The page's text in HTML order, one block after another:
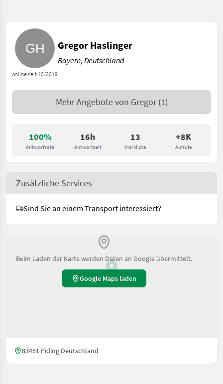
100%
Antwortrate
16h
Antwortzeit
13
Merkliste
+8K
Aufrufe
online seit 10/2019
Gregor Haslinger
Bayern, Deutschland
Mehr Angebote von Gregor (1)
Zusätzliche Services
Sind Sie an einem Transport interessiert?
Beim Laden der Karte werden Daten an Google übermittelt.
Google Maps laden
83451 Piding Deutschland